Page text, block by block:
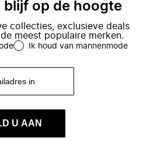
blijf op de hoogte
collecties, exclusieve deals
meest populaire merken.
Ik houd van mannenmode
U AAN